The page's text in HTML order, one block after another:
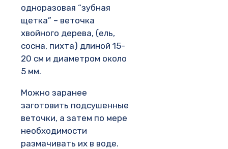
одноразовая “зубная
щетка” – веточка
хвойного дерева, (ель,
сосна, пихта) длиной 15-
20 см и диаметром около
5 мм.
Можно заранее
заготовить подсушенные
веточки, а затем по мере
необходимости
размачивать их в воде.